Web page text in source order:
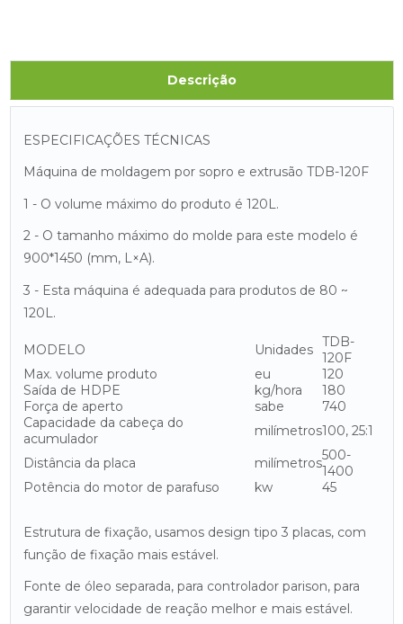
Descrição
ESPECIFICAÇÕES TÉCNICAS
Máquina de moldagem por sopro e extrusão TDB-120F
1 - O volume máximo do produto é 120L.
2 - O tamanho máximo do molde para este modelo é
900*1450 (mm, L×A).
3 - Esta máquina é adequada para produtos de 80 ~
120L.
MODELO Unidades TDB-
120F
Max. volume produto
eu
120
Saída de HDPE
kg/hora
180
Força de aperto
sabe
740
Capacidade da cabeça do
acumulador
milímetros100, 25:1
Distância da placa
milímetros500-
1400
Potência do motor de parafuso
kw 45
Estrutura de fixação, usamos design tipo 3 placas, com
função de fixação mais estável.
Fonte de óleo separada, para controlador parison, para
garantir velocidade de reação melhor e mais estável.